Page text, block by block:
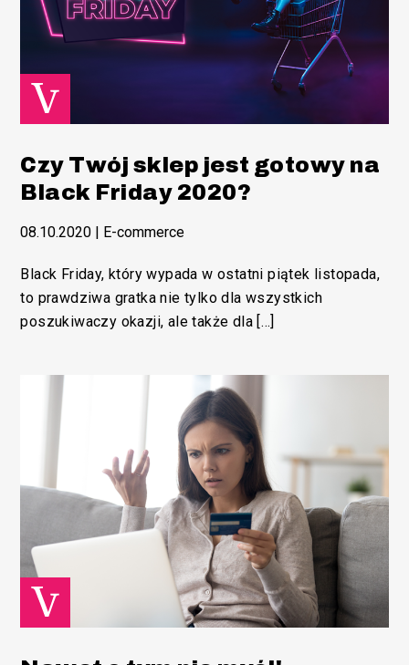
Czy Twój sklep jest gotowy na
Black Friday 2020?
08.10.2020 | E-commerce
Black Friday, który wypada w ostatni piątek listopada,
to prawdziwa gratka nie tylko dla wszystkich
poszukiwaczy okazji, ale także dla […]